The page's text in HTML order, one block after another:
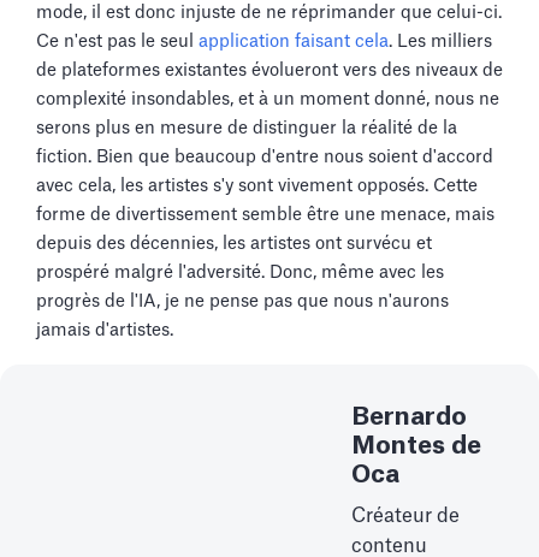
mode, il est donc injuste de ne réprimander que celui-ci.
Ce n'est pas le seul application faisant cela. Les milliers
de plateformes existantes évolueront vers des niveaux de
complexité insondables, et à un moment donné, nous ne
serons plus en mesure de distinguer la réalité de la
fiction. Bien que beaucoup d'entre nous soient d'accord
avec cela, les artistes s'y sont vivement opposés. Cette
forme de divertissement semble être une menace, mais
depuis des décennies, les artistes ont survécu et
prospéré malgré l'adversité. Donc, même avec les
progrès de l'IA, je ne pense pas que nous n'aurons
jamais d'artistes.
Bernardo
Montes de
Oca
Créateur de
contenu